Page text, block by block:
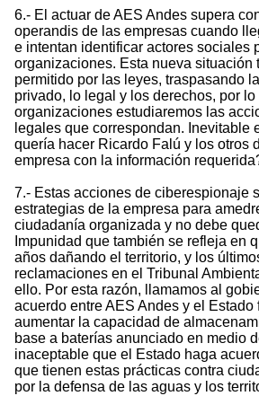
6.- El actuar de AES Andes supera
operandis de las empresas cuando
e intentan identificar actores sociales
organizaciones. Esta nueva situación
permitido por las leyes, traspasando
privado, lo legal y los derechos, por
organizaciones estudiaremos las
legales que correspondan. Inevitable
quería hacer Ricardo Falú y los otros
empresa con la información
7.- Estas acciones de ciberespionaje
estrategias de la empresa para
ciudadanía organizada y no debe
Impunidad que también se refleja en
años dañando el territorio, y los
reclamaciones en el Tribunal
ello. Por esta razón, llamamos al
acuerdo entre AES Andes y el Estado
aumentar la capacidad de
base a baterías anunciado en medio
inaceptable que el Estado haga
que tienen estas prácticas contra
por la defensa de las aguas y los